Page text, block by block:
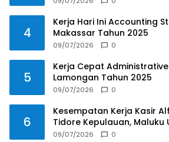
4
Kerja Hari Ini Accounting
Makassar Tahun 2025
09/07/2026 0
5
Kerja Cepat
Lamongan Tahun 2025
09/07/2026 0
6
Kesempatan Kerja Kasir
Tidore Kepulauan, Maluku
09/07/2026 0